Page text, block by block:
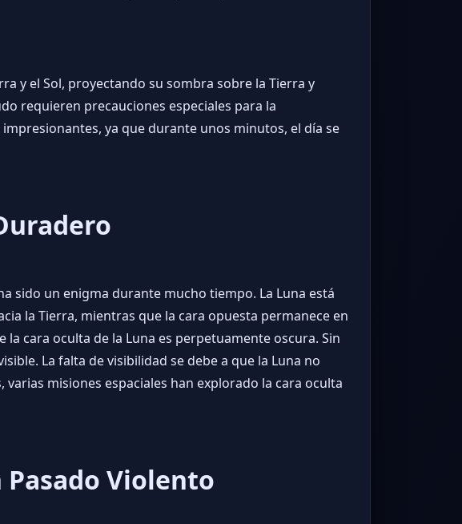
y el Sol, proyectando su sombra sobre la Tierra y
requieren precauciones especiales para la
ya que durante unos minutos, el día se
sido un enigma durante mucho tiempo. La Luna está
la Tierra, mientras que la cara opuesta permanece en
cara oculta de la Luna es perpetuamente oscura. Sin
La falta de visibilidad se debe a que la Luna no
misiones espaciales han explorado la cara oculta
Pasado Violento